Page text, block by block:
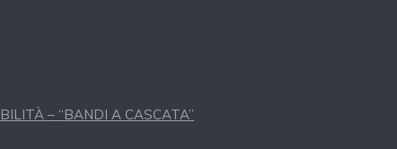
– “BANDI A CASCATA”